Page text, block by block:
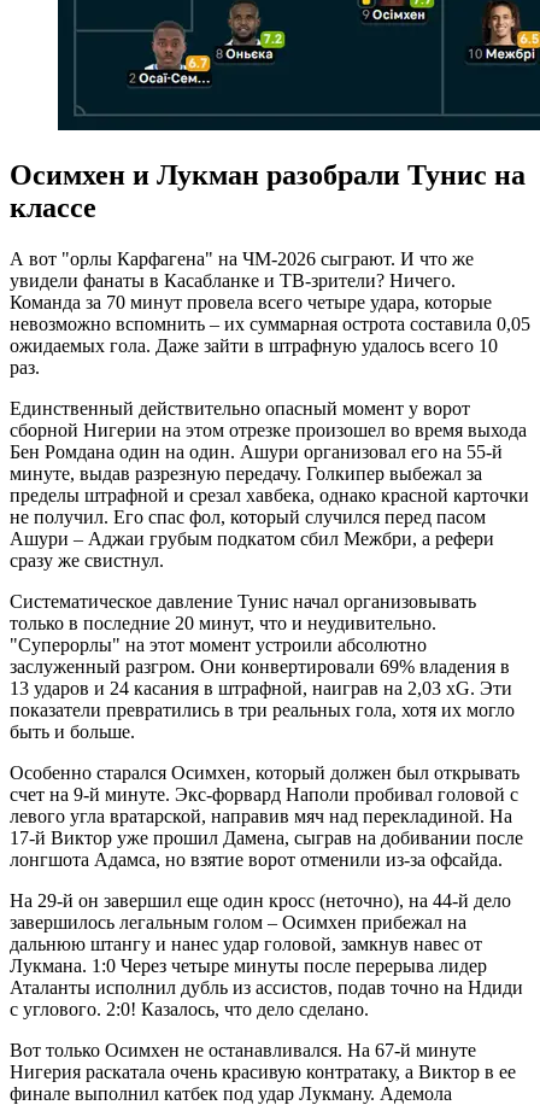
Осимхен и Лукман разобрали Тунис на
классе
А вот "орлы Карфагена" на ЧМ-2026 сыграют. И что же
увидели фанаты в Касабланке и ТВ-зрители? Ничего.
Команда за 70 минут провела всего четыре удара, которые
невозможно вспомнить – их суммарная острота составила 0,05
ожидаемых гола. Даже зайти в штрафную удалось всего 10
раз.
Единственный действительно опасный момент у ворот
сборной Нигерии на этом отрезке произошел во время выхода
Бен Ромдана один на один. Ашури организовал его на 55-й
минуте, выдав разрезную передачу. Голкипер выбежал за
пределы штрафной и срезал хавбека, однако красной карточки
не получил. Его спас фол, который случился перед пасом
Ашури – Аджаи грубым подкатом сбил Межбри, а рефери
сразу же свистнул.
Систематическое давление Тунис начал организовывать
только в последние 20 минут, что и неудивительно.
"Суперорлы" на этот момент устроили абсолютно
заслуженный разгром. Они конвертировали 69% владения в
13 ударов и 24 касания в штрафной, наиграв на 2,03 xG. Эти
показатели превратились в три реальных гола, хотя их могло
быть и больше.
Особенно старался Осимхен, который должен был открывать
счет на 9-й минуте. Экс-форвард Наполи пробивал головой с
левого угла вратарской, направив мяч над перекладиной. На
17-й Виктор уже прошил Дамена, сыграв на добивании после
лонгшота Адамса, но взятие ворот отменили из-за офсайда.
На 29-й он завершил еще один кросс (неточно), на 44-й дело
завершилось легальным голом – Осимхен прибежал на
дальнюю штангу и нанес удар головой, замкнув навес от
Лукмана. 1:0 Через четыре минуты после перерыва лидер
Аталанты исполнил дубль из ассистов, подав точно на Ндиди
с углового. 2:0! Казалось, что дело сделано.
Вот только Осимхен не останавливался. На 67-й минуте
Нигерия раскатала очень красивую контратаку, а Виктор в ее
финале выполнил катбек под удар Лукману. Адемола